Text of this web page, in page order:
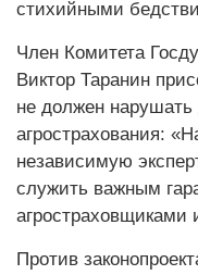
стихийными
Член Комитета
Виктор Таранин
не должен нарушать
агрострахования:
независимую
служить важным
агростраховщиками
Против